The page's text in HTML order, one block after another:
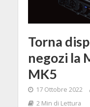
Torna
negozi la
MK5
17 Ottobre 2022
2 Min di Lettura